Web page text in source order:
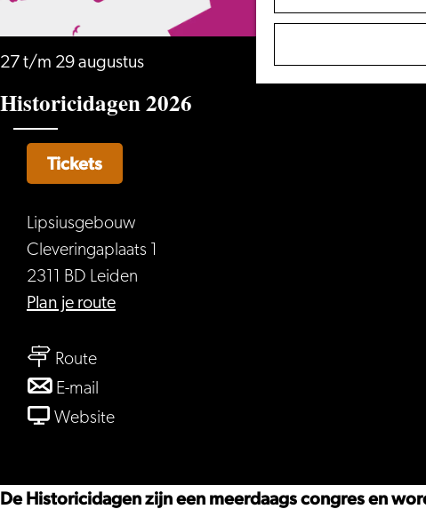
27 t/m 29 augustus
Historicidagen 2026
Lipsiusgebouw
Cleveringaplaats 1
2311 BD Leiden
Plan je routenaar
Routenaar
Historicidagen
2026
E-mail
Historicidagen
Websitevan
Tickets
De Historicidagen zijn een meerdaags congres en